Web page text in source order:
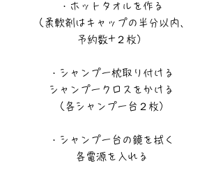
・ホットタオルを作る
（柔軟剤はキャップの半分以内、
予約数+２枚）
・シャンプー枕取り付ける
シャンプークロスをかける
（各シャンプー台２枚）
・シャンプー台の鏡を拭く
各電源を入れる